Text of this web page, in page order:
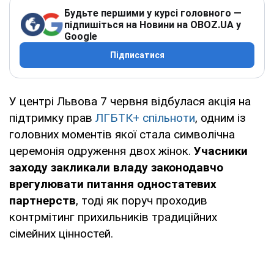
Будьте першими у курсі головного —
підпишіться на Новини на OBOZ.UA у
Google
Підписатися
У центрі Львова 7 червня відбулася акція на
підтримку прав ЛГБТК+ спільноти, одним із
головних моментів якої стала символічна
церемонія одруження двох жінок. Учасники
заходу закликали владу законодавчо
врегулювати питання одностатевих
партнерств, тоді як поруч проходив
контрмітинг прихильників традиційних
сімейних цінностей.